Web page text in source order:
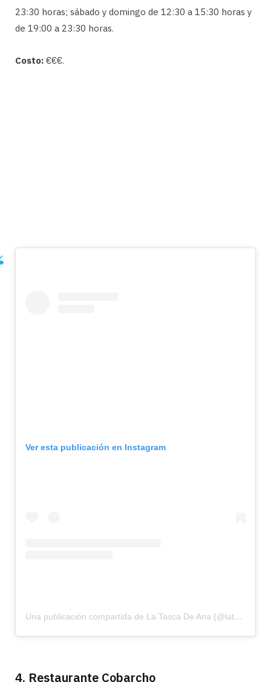
23:30 horas; sábado y domingo de 12:30 a 15:30 horas y
de 19:00 a 23:30 horas.
Costo: €€€.
Ver esta publicación en Instagram
Una publicación compartida de La Tasca De Ana (@latascadeana)
4. Restaurante Cobarcho